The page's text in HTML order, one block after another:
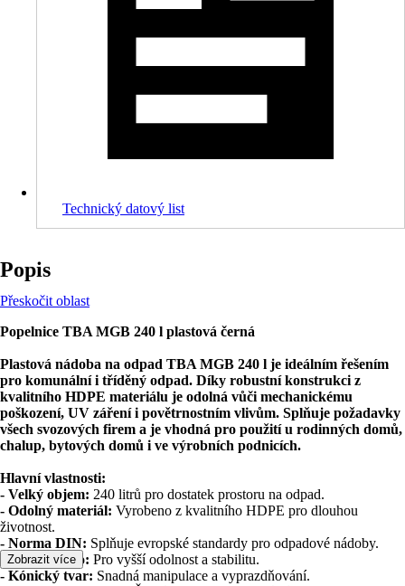
Technický datový list
Popis
Přeskočit oblast
Popelnice TBA MGB 240 l plastová černá
Plastová nádoba na odpad TBA MGB 240 l je ideálním řešením
pro komunální i tříděný odpad. Díky robustní konstrukci z
kvalitního HDPE materiálu je odolná vůči mechanickému
poškození, UV záření i povětrnostním vlivům. Splňuje požadavky
všech svozových firem a je vhodná pro použití u rodinných domů,
chalup, bytových domů i ve výrobních podnicích.
Hlavní vlastnosti:
- Velký objem: 240 litrů pro dostatek prostoru na odpad.
- Odolný materiál: Vyrobeno z kvalitního HDPE pro dlouhou
životnost.
- Norma DIN: Splňuje evropské standardy pro odpadové nádoby.
- Zesílené dno: Pro vyšší odolnost a stabilitu.
- Kónický tvar: Snadná manipulace a vyprazdňování.
Zobrazit více